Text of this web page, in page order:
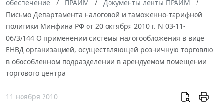
обеспечение
ПРАЙМ
Документы ленты ПРАЙМ
Письмо Департамента налоговой и таможенно-тарифной
политики Минфина РФ от 20 октября 2010 г. N 03-11-
06/3/144 О применении системы налогообложения в виде
ЕНВД организацией, осуществляющей розничную торговлю
в обособленном подразделении в арендуемом помещении
торгового центра
11 ноября 2010